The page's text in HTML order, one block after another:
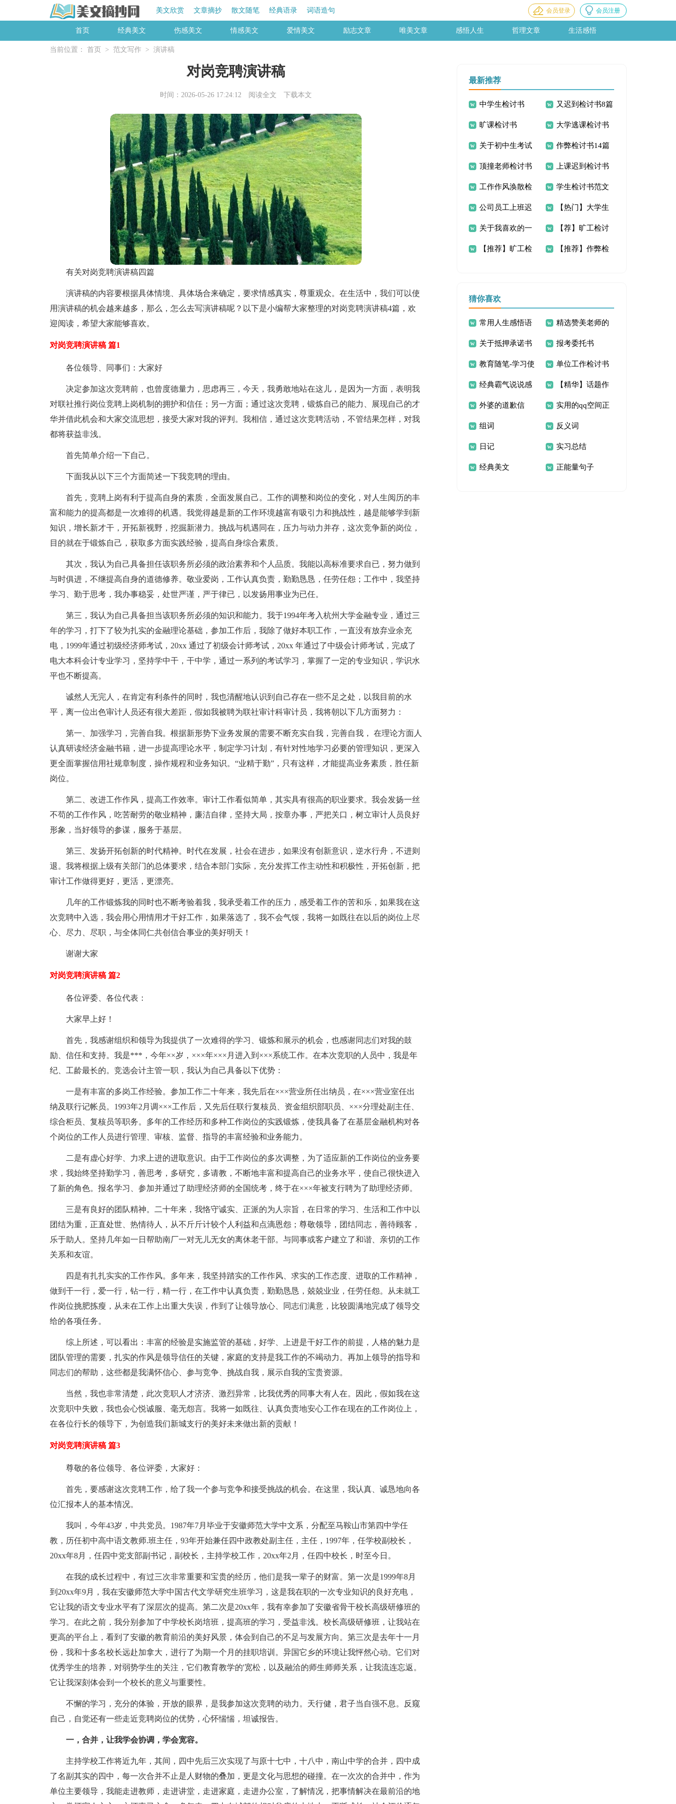
美文欣赏 文章摘抄 散文随笔 经典语录 词语造句 会员登录 会员注册
首页 经典美文 伤感美文 情感美文 爱情美文 励志文章 唯美文章 感悟人生 哲理文章 生活感悟
当前位置： 首页 > 范文写作 > 演讲稿
对岗竞聘演讲稿
时间：2026-05-26 17:24:12 阅读全文 下载本文
有关对岗竞聘演讲稿四篇
演讲稿的内容要根据具体情境、具体场合来确定，要求情感真实，尊重观众。在生活中，我们可以使
用演讲稿的机会越来越多，那么，怎么去写演讲稿呢？以下是小编帮大家整理的对岗竞聘演讲稿4篇，欢
迎阅读，希望大家能够喜欢。
对岗竞聘演讲稿 篇1
各位领导、同事们：大家好
决定参加这次竞聘前，也曾度德量力，思虑再三，今天，我勇敢地站在这儿，是因为一方面，表明我
对联社推行岗位竞聘上岗机制的拥护和信任；另一方面；通过这次竞聘，锻炼自己的能力、展现自己的才
华并借此机会和大家交流思想，接受大家对我的评判。我相信，通过这次竞聘活动，不管结果怎样，对我
都将获益非浅。
首先简单介绍一下自己。
下面我从以下三个方面简述一下我竞聘的理由。
首先，竞聘上岗有利于提高自身的素质，全面发展自己。工作的调整和岗位的变化，对人生阅历的丰
富和能力的提高都是一次难得的机遇。我觉得越是新的工作环境越富有吸引力和挑战性，越是能够学到新
知识，增长新才干，开拓新视野，挖掘新潜力。挑战与机遇同在，压力与动力并存，这次竞争新的岗位，
目的就在于锻炼自己，获取多方面实践经验，提高自身综合素质。
其次，我认为自己具备担任该职务所必须的政治素养和个人品质。我能以高标准要求自已，努力做到
与时俱进，不继提高自身的道德修养。敬业爱岗，工作认真负责，勤勤恳恳，任劳任怨；工作中，我坚持
学习、勤于思考，我办事稳妥，处世严谨，严于律已，以发扬用事业为已任。
第三，我认为自己具备担当该职务所必须的知识和能力。我于1994年考入杭州大学金融专业，通过三
年的学习，打下了较为扎实的金融理论基础，参加工作后，我除了做好本职工作，一直没有放弃业余充
电，1999年通过初级经济师考试，20xx 通过了初级会计师考试，20xx 年通过了中级会计师考试，完成了
电大本科会计专业学习，坚持学中干，干中学，通过一系列的考试学习，掌握了一定的专业知识，学识水
平也不断提高。
诚然人无完人，在肯定有利条件的同时，我也清醒地认识到自己存在一些不足之处，以我目前的水
平，离一位出色审计人员还有很大差距，假如我被聘为联社审计科审计员，我将朝以下几方面努力：
第一、加强学习，完善自我。根据新形势下业务发展的需要不断充实自我，完善自我， 在理论方面人
认真研读经济金融书籍，进一步提高理论水平，制定学习计划，有针对性地学习必要的管理知识，更深入
更全面掌握信用社规章制度，操作规程和业务知识。“业精于勤”，只有这样，才能提高业务素质，胜任新
岗位。
第二、改进工作作风，提高工作效率。审计工作看似简单，其实具有很高的职业要求。我会发扬一丝
不苟的工作作风，吃苦耐劳的敬业精神，廉洁自律，坚持大局，按章办事，严把关口，树立审计人员良好
形象，当好领导的参谋，服务于基层。
第三、发扬开拓创新的时代精神。时代在发展，社会在进步，如果没有创新意识，逆水行舟，不进则
退。我将根据上级有关部门的总体要求，结合本部门实际，充分发挥工作主动性和积极性，开拓创新，把
审计工作做得更好，更活，更漂亮。
几年的工作锻炼我的同时也不断考验着我，我承受着工作的压力，感受着工作的苦和乐，如果我在这
次竞聘中入选，我会用心用情用才干好工作，如果落选了，我不会气馁，我将一如既往在以后的岗位上尽
心、尽力、尽职，与全体同仁共创信合事业的美好明天！
谢谢大家
对岗竞聘演讲稿 篇2
各位评委、各位代表：
大家早上好！
首先，我感谢组织和领导为我提供了一次难得的学习、锻炼和展示的机会，也感谢同志们对我的鼓
励、信任和支持。我是***，今年××岁，×××年×××月进入到×××系统工作。在本次竞职的人员中，我是年
纪、工龄最长的。竞选会计主管一职，我认为自己具备以下优势：
一是有丰富的多岗工作经验。参加工作二十年来，我先后在×××营业所任出纳员，在×××营业室任出
纳及联行记帐员。1993年2月调×××工作后，又先后任联行复核员、资金组织部职员、×××分理处副主任、
综合柜员、复核员等职务。多年的工作经历和多种工作岗位的实践锻炼，使我具备了在基层金融机构对各
个岗位的工作人员进行管理、审核、监督、指导的丰富经验和业务能力。
二是有虚心好学、力求上进的进取意识。由于工作岗位的多次调整，为了适应新的工作岗位的业务要
求，我始终坚持勤学习，善思考，多研究，多请教，不断地丰富和提高自己的业务水平，使自己很快进入
了新的角色。报名学习、参加并通过了助理经济师的全国统考，终于在×××年被支行聘为了助理经济师。
三是有良好的团队精神。二十年来，我恪守诚实、正派的为人宗旨，在日常的学习、生活和工作中以
团结为重，正直处世、热情待人，从不斤斤计较个人利益和点滴恩怨；尊敬领导，团结同志，善待顾客，
乐于助人。坚持几年如一日帮助南厂一对无儿无女的离休老干部。与同事或客户建立了和谐、亲切的工作
关系和友谊。
四是有扎扎实实的工作作风。多年来，我坚持踏实的工作作风、求实的工作态度、进取的工作精神，
做到干一行，爱一行，钻一行，精一行，在工作中认真负责，勤勤恳恳，兢兢业业，任劳任怨。从未就工
作岗位挑肥拣瘦，从未在工作上出重大失误，作到了让领导放心、同志们满意，比较圆满地完成了领导交
给的各项任务。
综上所述，可以看出：丰富的经验是实施监管的基础，好学、上进是干好工作的前提，人格的魅力是
团队管理的需要，扎实的作风是领导信任的关键，家庭的支持是我工作的不竭动力。再加上领导的指导和
同志们的帮助，这些都是我满怀信心、参与竞争、挑战自我，展示自我的宝贵资源。
当然，我也非常清楚，此次竞职人才济济、激烈异常，比我优秀的同事大有人在。因此，假如我在这
次竞职中失败，我也会心悦诚服、毫无怨言。我将一如既往、认真负责地安心工作在现在的工作岗位上，
在各位行长的领导下，为创造我们新城支行的美好未来做出新的贡献！
对岗竞聘演讲稿 篇3
尊敬的各位领导、各位评委，大家好：
首先，要感谢这次竞聘工作，给了我一个参与竞争和接受挑战的机会。在这里，我认真、诚恳地向各
位汇报本人的基本情况。
我叫，今年43岁，中共党员。1987年7月毕业于安徽师范大学中文系，分配至马鞍山市第四中学任
教，历任初中高中语文教师.班主任，93年开始兼任四中政教处副主任，主任，1997年，任学校副校长，
20xx年8月，任四中党支部副书记，副校长，主持学校工作，20xx年2月，任四中校长，时至今日。
在我的成长过程中，有过三次非常重要和宝贵的经历，他们是我一辈子的财富。第一次是1999年8月
到20xx年9月，我在安徽师范大学中国古代文学研究生班学习，这是我在职的一次专业知识的良好充电，
它让我的语文专业水平有了深层次的提高。第二次是20xx年，我有幸参加了安徽省骨干校长高级研修班的
学习。在此之前，我分别参加了中学校长岗培班，提高班的学习，受益非浅。校长高级研修班，让我站在
更高的平台上，看到了安徽的教育前沿的美好风景，体会到自己的不足与发展方向。第三次是去年十一月
份，我和十多名校长远赴加拿大，进行了为期一个月的挂职培训。异国它乡的环境让我怦然心动。它们对
优秀学生的培养，对弱势学生的关注，它们教育教学的'宽松，以及融洽的师生师师关系，让我流连忘返。
它让我深刻体会到一个校长的意义与重要性。
不懈的学习，充分的体验，开放的眼界，是我参加这次竞聘的动力。天行健，君子当自强不息。反窥
自己，自觉还有一些走近竞聘岗位的优势，心怀惴惴，坦诚报告。
一，合并，让我学会协调，学会宽容。
主持学校工作将近九年，其间，四中先后三次实现了与原十七中，十八中，南山中学的合并，四中成
了名副其实的四中，每一次合并不止是人财物的叠加，更是文化与思想的碰撞。在一次次的合并中，作为
单位主要领导，我能走进教师，走进讲堂，走进家庭，走进办公室，了解情况，把事情解决在最前沿的地
最新推荐
中学生检讨书 又迟到检讨书8篇
旷课检讨书 大学逃课检讨书
关于初中生考试
作弊的检讨书
作弊检讨书14篇
顶撞老师检讨书 上课迟到检讨书
14篇
工作作风涣散检
讨书
学生检讨书范文
公司员工上班迟
到检讨书
【热门】大学生
逃课检讨书
关于我喜欢的一
则格言作文300字集
【荐】旷工检讨
书15篇
【推荐】旷工检 【推荐】作弊检
猜你喜欢
常用人生感悟语
句摘录80条
精选赞美老师的
诗歌
关于抵押承诺书
范文锦集十篇
报考委托书
教育随笔-学习使
用剪刀
单位工作检讨书
经典霸气说说感
言30句
【精华】话题作
文300字四篇
外婆的道歉信 实用的qq空间正
能量的句子60句
组词 反义词
日记 实习总结
经典美文 正能量句子